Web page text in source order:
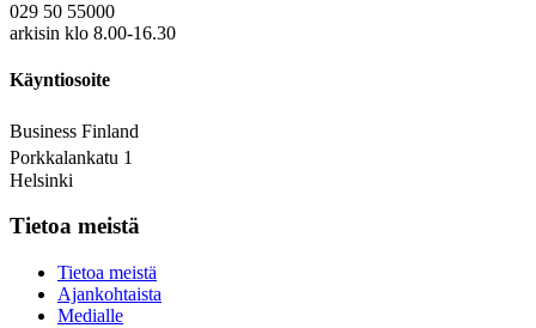
029 50 55000
arkisin klo 8.00-16.30
Käyntiosoite
Business Finland
Porkkalankatu 1
Helsinki
Tietoa meistä
Tietoa meistä
Ajankohtaista
Medialle